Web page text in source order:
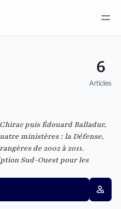
6
Articles
puis Édouard Balladur,
ministères : la Défense,
de 2002 à 2011.
Sud-Ouest pour les